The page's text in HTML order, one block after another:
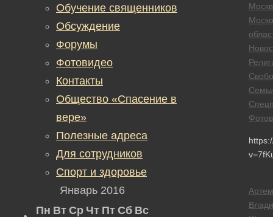
Обучение священников
Обсуждение
Форумы
Фотовидео
Контакты
Общество «Спасение в
вере»
Полезные адреса
Для сотрудников
Спорт и здоровье
Январь 2016
Пн Вт Ср Чт Пт Сб Вс